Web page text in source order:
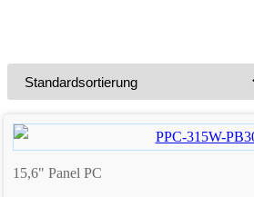
15,6" Panel PC